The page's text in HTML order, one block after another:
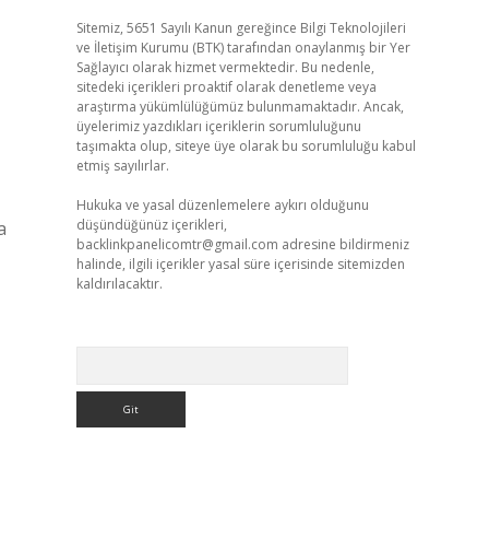
Sitemiz, 5651 Sayılı Kanun gereğince Bilgi Teknolojileri
ve İletişim Kurumu (BTK) tarafından onaylanmış bir Yer
Sağlayıcı olarak hizmet vermektedir. Bu nedenle,
sitedeki içerikleri proaktif olarak denetleme veya
araştırma yükümlülüğümüz bulunmamaktadır. Ancak,
üyelerimiz yazdıkları içeriklerin sorumluluğunu
taşımakta olup, siteye üye olarak bu sorumluluğu kabul
etmiş sayılırlar.
Hukuka ve yasal düzenlemelere aykırı olduğunu
düşündüğünüz içerikleri,
backlinkpanelicomtr@gmail.com adresine bildirmeniz
halinde, ilgili içerikler yasal süre içerisinde sitemizden
kaldırılacaktır.